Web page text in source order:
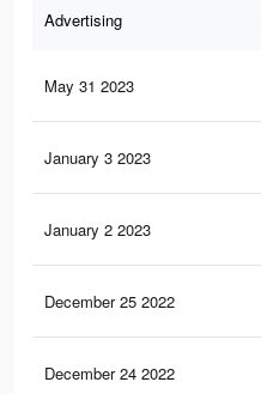
Advertising
May 31 2023
January 3 2023
January 2 2023
December 25 2022
December 24 2022